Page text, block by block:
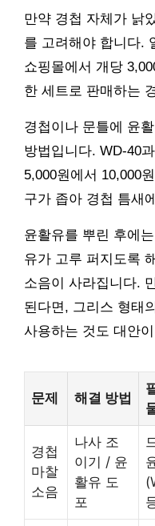
만약 경첩 자체가 낡
를 고려해야 합니다.
쇼핑몰에서 개당
한 세트로 판매하는
경첩이나 문틀에 윤
방법입니다. WD-40
5,000원에서 10,000
구가 좁아 경첩 틈새
윤활유를 뿌린 후에
유가 고루 퍼지도록
소음이 사라집니다.
된다면, 그리스 형태
사용하는 것도 대안
문제 해결 방법
경첩
마찰
소음
나사 조
이기 / 윤
활유 도
포